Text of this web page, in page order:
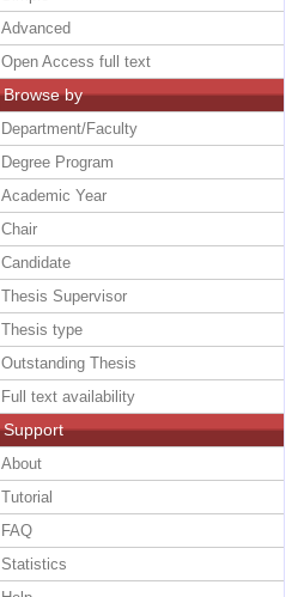
Advanced
Open Access full text
Browse by
Department/Faculty
Degree Program
Academic Year
Chair
Candidate
Thesis Supervisor
Thesis type
Outstanding Thesis
Full text availability
Support
About
Tutorial
FAQ
Statistics